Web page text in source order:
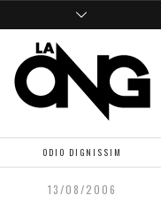
ODIO DIGNISSIM
13/08/2006